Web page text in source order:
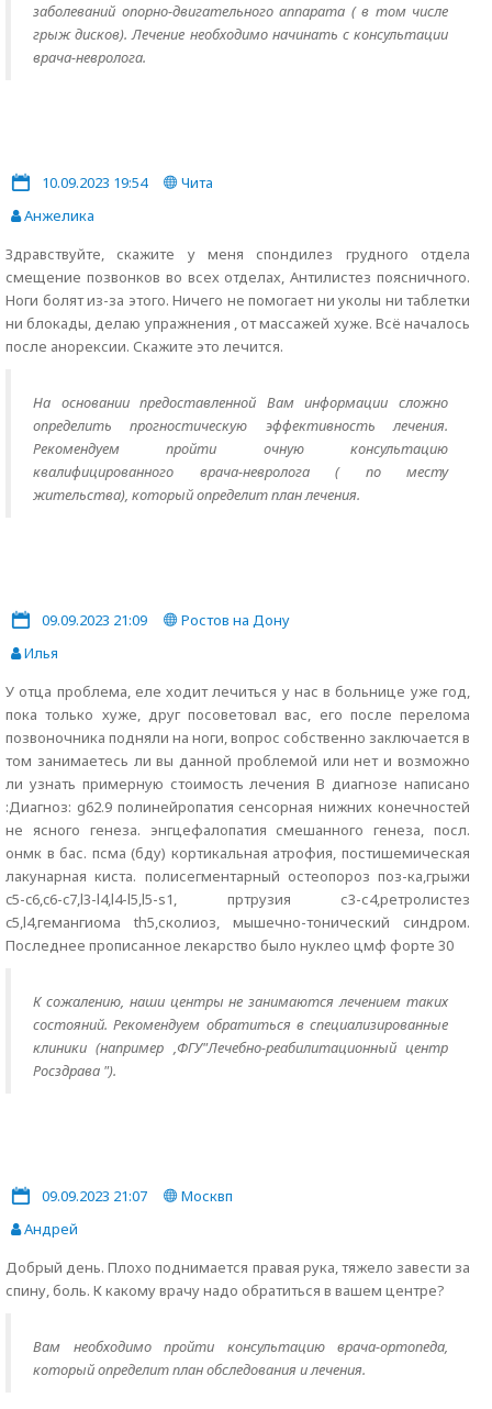
заболеваний опорно-двигательного аппарата ( в том числе
грыж дисков). Лечение необходимо начинать с консультации
врача-невролога.
10.09.2023 19:54
Чита
Анжелика
Здравствуйте, скажите у меня спондилез грудного отдела
смещение позвонков во всех отделах, Антилистез поясничного.
Ноги болят из-за этого. Ничего не помогает ни уколы ни таблетки
ни блокады, делаю упражнения , от массажей хуже. Всё началось
после анорексии. Скажите это лечится.
На основании предоставленной Вам информации сложно
определить прогностическую эффективность лечения.
Рекомендуем пройти очную консультацию
квалифицированного врача-невролога ( по месту
жительства), который определит план лечения.
09.09.2023 21:09
Ростов на Дону
Илья
У отца проблема, еле ходит лечиться у нас в больнице уже год,
пока только хуже, друг посоветовал вас, его после перелома
позвоночника подняли на ноги, вопрос собственно заключается в
том занимаетесь ли вы данной проблемой или нет и возможно
ли узнать примерную стоимость лечения В диагнозе написано
:Диагноз: g62.9 полинейропатия сенсорная нижних конечностей
не ясного генеза. энгцефалопатия смешанного генеза, посл.
онмк в бас. псма (бду) кортикальная атрофия, постишемическая
лакунарная киста. полисегментарный остеопороз поз-ка,грыжи
c5-c6,c6-c7,l3-l4,l4-l5,l5-s1, пртрузия с3-с4,ретролистез
c5,l4,гемангиома th5,сколиоз, мышечно-тонический синдром.
Последнее прописанное лекарство было нуклео цмф форте 30
К сожалению, наши центры не занимаются лечением таких
состояний. Рекомендуем обратиться в специализированные
клиники (например ,ФГУ"Лечебно-реабилитационный центр
Росздрава ").
09.09.2023 21:07
Москвп
Андрей
Добрый день. Плохо поднимается правая рука, тяжело завести за
спину, боль. К какому врачу надо обратиться в вашем центре?
Вам необходимо пройти консультацию врача-ортопеда,
который определит план обследования и лечения.